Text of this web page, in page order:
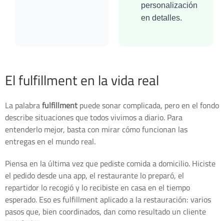
personalización
en detalles.
El fulfillment en la vida real
La palabrafulfillmentpuede sonar complicada, pero en el fondo
describe situaciones que todos vivimos a diario. Para
entenderlo mejor, basta con mirar cómo funcionan las
entregas en el mundo real.
Piensa en la última vez que pediste comida a domicilio. Hiciste
el pedido desde una app, el restaurante lo preparó, el
repartidor lo recogió y lo recibiste en casa en el tiempo
esperado. Eso es fulfillment aplicado a la restauración: varios
pasos que, bien coordinados, dan como resultado un cliente